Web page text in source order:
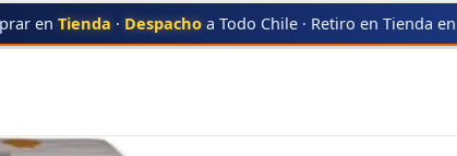
en Tienda · Despacho a Todo Chile · Retiro en Tienda en
| Black | W2310A | Con Chip | Toner Alternativo